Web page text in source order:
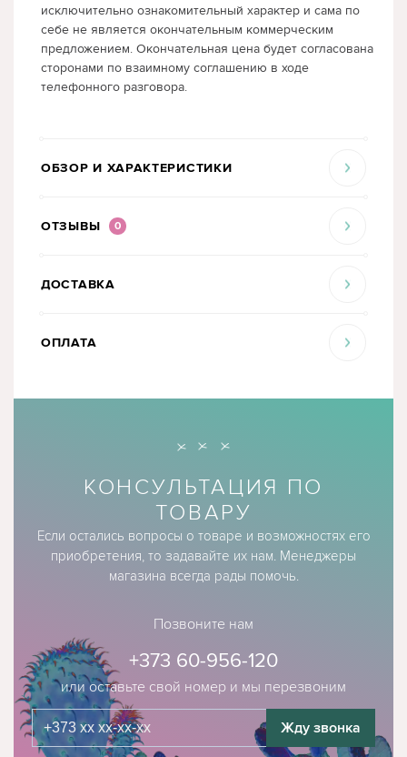
исключительно ознакомительный характер и сама по
себе не является окончательным коммерческим
предложением. Окончательная цена будет согласована
сторонами по взаимному соглашению в ходе
телефонного разговора.
ОБЗОР И ХАРАКТЕРИСТИКИ
ОТЗЫВЫ 0
ДОСТАВКА
ОПЛАТА
КОНСУЛЬТАЦИЯ ПО
ТОВАРУ
Если остались вопросы о товаре и возможностях его
приобретения, то задавайте их нам. Менеджеры
магазина всегда рады помочь.
Позвоните нам
или оставьте свой номер и мы перезвоним
+373 60-956-120
Жду звонка